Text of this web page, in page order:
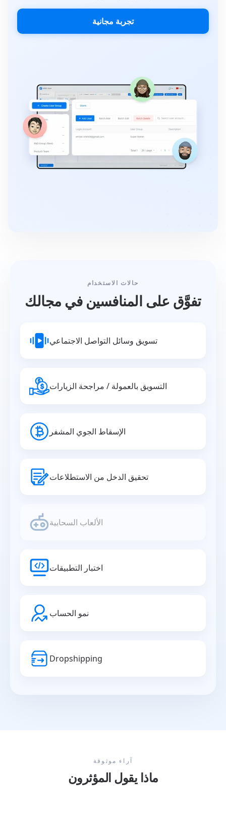
تجربة مجانية
حالات الاستخدام
تفوَّق على المنافسين في مجالك
تسويق وسائل التواصل الاجتماعي
التسويق بالعمولة / مراجحة الزيارات
الإسقاط الجوي المشفر
تحقيق الدخل من الاستطلاعات
الألعاب السحابية
اختبار التطبيقات
نمو الحساب
Dropshipping
آراء موثوقة
ماذا يقول المؤثرون